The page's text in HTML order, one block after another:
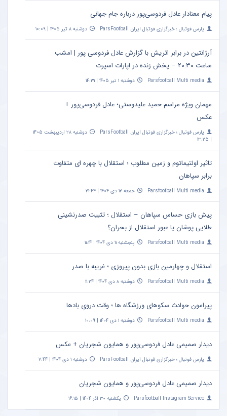
پیام معنادار عادل فردوسی‌پور درباره جام جهانی
پارس فوتبال ؛ خبرگزاری فوتبال ایران ParsFootball دوشنبه ۸ تیر ۱۴۰۵ | ۱۰:۰۹
آرژانتین در برابر اتریش با گزارش عادل فردوسی پور | امشب
ساعت ۲۰:۳۰ – پخش زنده در اپارات اسپرت
Parsfootball Multi media دوشنبه ۱ تیر ۱۴۰۵ | ۱۴:۳۱
مهمان ویژه مراسم حمید علیدوستی؛ عادل فردوسی‌پور +
عکس
پارس فوتبال ؛ خبرگزاری فوتبال ایران ParsFootball
دوشنبه ۲۸ اردیبهشت ۱۴۰۵
| ۱۳:۲۵
تاثیر اولتیماتوم و زمین مطلوب ؛ استقلال با چهره ای متفاوت
برابر سپاهان
Parsfootball Multi media جمعه ۱۲ دی ۱۴۰۴ | ۲۱:۴۴
پیش بازی حساس سپاهان – استقلال ؛ تثبیت صدرنشینی
طلایی پوشان یا عبور استقلال از بحران؟
Parsfootball Multi media پنجشنبه ۱۱ دی ۱۴۰۴ | ۱۱:۱۴
استقلال و چهارمین بازی بدون پیروزی ؛ غریبه با صدر
Parsfootball Multi media دوشنبه ۸ دی ۱۴۰۴ | ۱۱:۲۴
پیرامون حوادث سکوهای ورزشگاه ها ؛ وقت درویِ بادها
Parsfootball Multi media دوشنبه ۱ دی ۱۴۰۴ | ۱۰:۰۹
دیدار صمیمی عادل فردوسی‌پور و همایون شجریان + عکس
پارس فوتبال ؛ خبرگزاری فوتبال ایران ParsFootball دوشنبه ۱ دی ۱۴۰۴ | ۷:۴۴
دیدار صمیمی عادل فردوسی‌پور و همایون شجریان
Parsfootball Instagram Service یکشنبه ۳۰ آذر ۱۴۰۴ | ۱۶:۱۵